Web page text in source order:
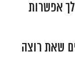
אפשרות
שאת רוצה